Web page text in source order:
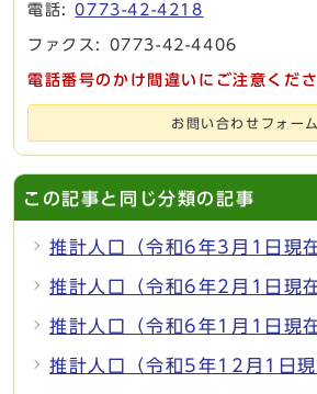
電話:0773-42-4218
ファクス: 0773-42-4406
電話番号のかけ間違いにご注意くださ
お問い合わせフォーム
この記事と同じ分類の記事
推計人口（令和6年3月1日現在
推計人口（令和6年2月1日現在
推計人口（令和6年1月1日現在
推計人口（令和5年12月1日現